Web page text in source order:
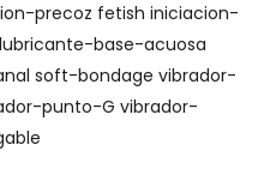
precoz fetish iniciacion-
lubricante-base-acuosa
soft-bondage vibrador-
punto-G vibrador-